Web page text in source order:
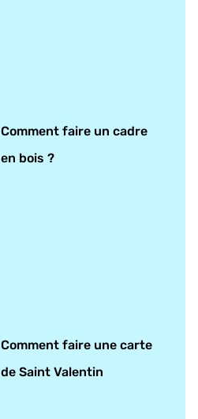
Comment faire un cadre
en bois ?
Comment faire une carte
de Saint Valentin